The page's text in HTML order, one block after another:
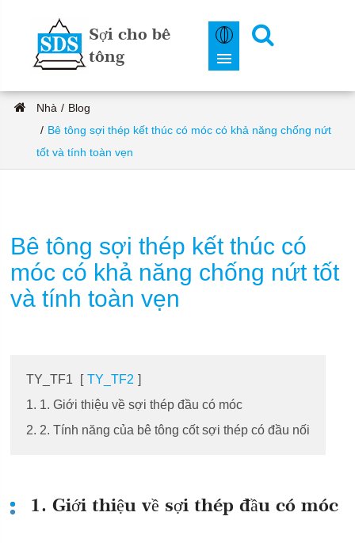
Sợi cho bê
tông
Nhà
Blog
Bê tông sợi thép kết thúc có móc có khả năng chống nứt
tốt và tính toàn vẹn
Bê tông sợi thép kết thúc có
móc có khả năng chống nứt tốt
và tính toàn vẹn
TY_TF1 [ TY_TF2 ]
1. 1. Giới thiệu về sợi thép đầu có móc
2. 2. Tính năng của bê tông cốt sợi thép có đầu nối
1. Giới thiệu về sợi thép đầu có móc